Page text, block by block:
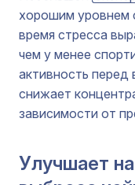
хорошим уровнем
время стресса
чем у менее
активность
снижает
зависимости от
Улучшает